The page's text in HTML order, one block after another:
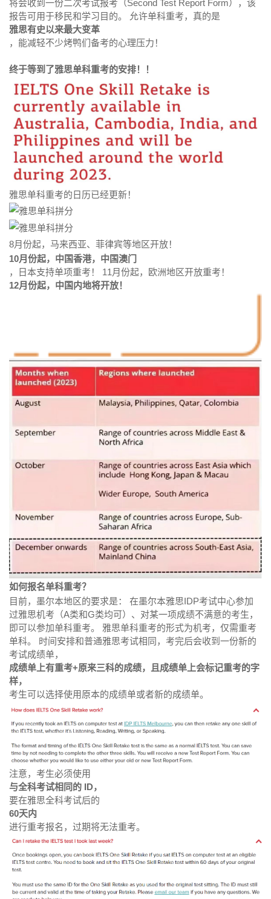
将会收到一份二次考试报考（Second Test Report Form），该
报告可用于移民和学习目的。 允许单科重考，真的是
雅思有史以来最大变革
，能减轻不少烤鸭们备考的心理压力！
终于等到了雅思单科重考的安排！！
雅思单科重考的日历已经更新！
8月份起，马来西亚、菲律宾等地区开放！
10月份起，中国香港，中国澳门
，日本支持单项重考！ 11月份起，欧洲地区开放重考！
12月份起，中国内地将开放！
如何报名单科重考？
目前，墨尔本地区的要求是： 在墨尔本雅思IDP考试中心参加
过雅思机考（A类和G类均可）、对某一项成绩不满意的考生，
即可以参加单科重考。 雅思单科重考的形式为机考，仅需重考
单科。 时间安排和普通雅思考试相同，考完后会收到一份新的
考试成绩单，
成绩单上有重考+原来三科的成绩，且成绩单上会标记重考的字
样，
考生可以选择使用原本的成绩单或者新的成绩单。
注意，考生必须使用
与全科考试相同的 ID，
要在雅思全科考试后的
60天内
进行重考报名，过期将无法重考。